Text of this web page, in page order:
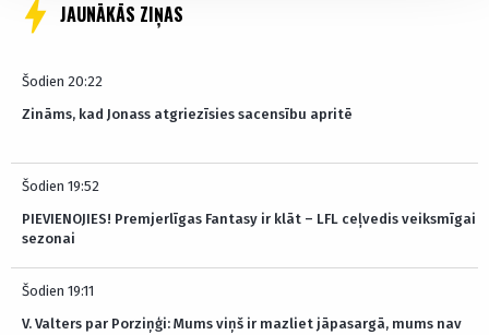
JAUNĀKĀS ZIŅAS
Šodien 20:22
Zināms, kad Jonass atgriezīsies sacensību apritē
Šodien 19:52
PIEVIENOJIES! Premjerlīgas Fantasy ir klāt – LFL ceļvedis veiksmīgai
sezonai
Šodien 19:11
V. Valters par Porziņģi: Mums viņš ir mazliet jāpasargā, mums nav